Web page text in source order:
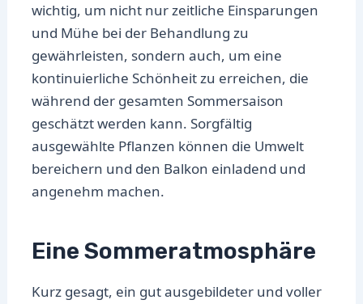
wichtig, um nicht nur zeitliche Einsparungen
und Mühe bei der Behandlung zu
gewährleisten, sondern auch, um eine
kontinuierliche Schönheit zu erreichen, die
während der gesamten Sommersaison
geschätzt werden kann. Sorgfältig
ausgewählte Pflanzen können die Umwelt
bereichern und den Balkon einladend und
angenehm machen.
Eine Sommeratmosphäre
Kurz gesagt, ein gut ausgebildeter und voller